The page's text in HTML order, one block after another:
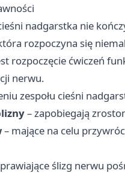
nadgarstka nie
rozpoczyna się
rozpoczęcie ćwiczeń
nerwu.
zespołu cieśni
– zapobiegają
– mające na celu
ślizg nerwu